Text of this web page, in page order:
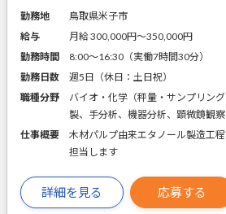
勤務地
鳥取県米子市
給与
月給 300,000円〜350,000円
勤務時間
8:00～16:30（実働7時間30分）
勤務日数
週5日（休日：土日祝）
職種分野
バイオ・化学（秤量・サンプリン
製、手分析、機器分析、顕微鏡観察
仕事概要
木材パルプ由来エタノール製造工
担当します
詳細を見る 応募する